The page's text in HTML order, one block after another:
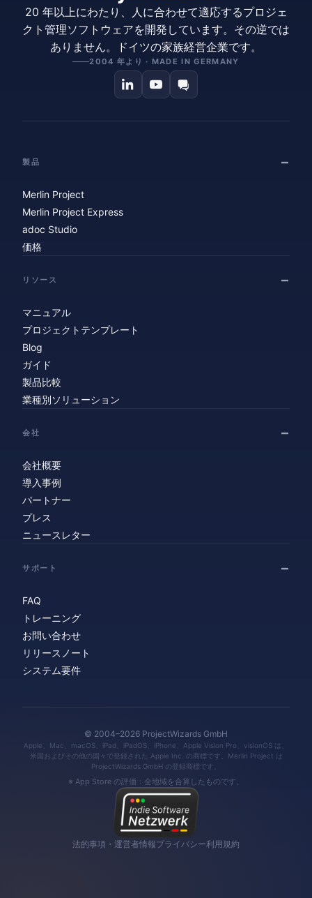
20 年以上にわたり、人に合わせて適応するプロジェ
クト管理ソフトウェアを開発しています。その逆では
ありません。ドイツの家族経営企業です。
2004 年より · MADE IN GERMANY
製品
Merlin Project
Merlin Project Express
adoc Studio
価格
リソース
マニュアル
プロジェクトテンプレート
Blog
ガイド
製品比較
業種別ソリューション
会社
会社概要
導入事例
パートナー
プレス
ニュースレター
サポート
FAQ
トレーニング
お問い合わせ
リリースノート
システム要件
© 2004–2026 ProjectWizards GmbH
Apple、Mac、macOS、iPad、iPadOS、iPhone、Apple Vision Pro、visionOS は、
米国およびその他の国々で登録された Apple Inc. の商標です。Merlin Project は
ProjectWizards GmbH の登録商標です。
※ App Store の評価：全地域を合算したものです。
法的事項・運営者情報プライバシー利用規約